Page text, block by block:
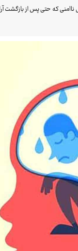
که حتی پس از بازگشت